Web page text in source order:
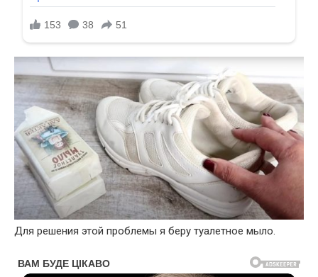
Для решения этой проблемы я беру туалетное мыло.